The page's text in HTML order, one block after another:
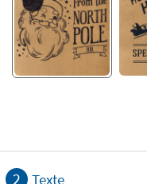
2 Texte